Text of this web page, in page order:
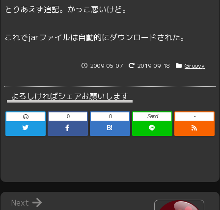
とりあえず追記。かっこ悪いけど。
これでjarファイルは自動的にダウンロードされた。
2009-05-07 2019-09-18 Groovy
よろしければシェアお願いします
0
B!
0 Send -
Next